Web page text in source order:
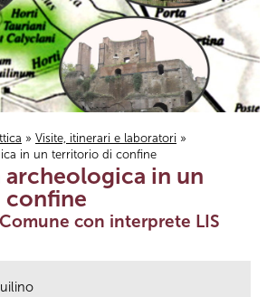
» Visite, itinerari e laboratori »
in un territorio di confine
archeologica in un
con interprete LIS